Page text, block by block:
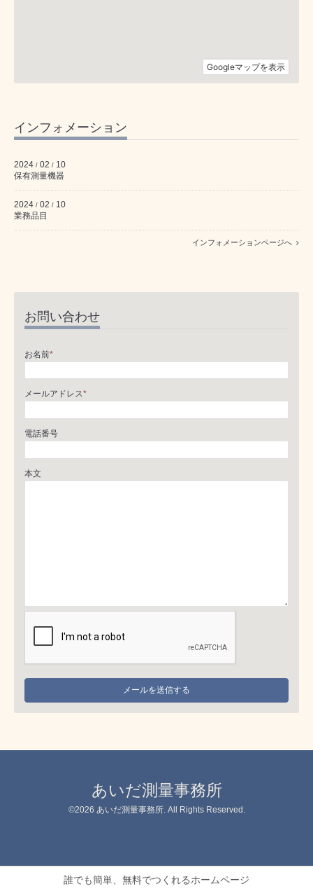
インフォメーション
2024 / 02 / 10
保有測量機器
2024 / 02 / 10
業務品目
インフォメーションページへ
お問い合わせ
お名前*
メールアドレス*
電話番号
本文
あいだ測量事務所
©2026 あいだ測量事務所. All Rights Reserved.
誰でも簡単、無料でつくれるホームページ